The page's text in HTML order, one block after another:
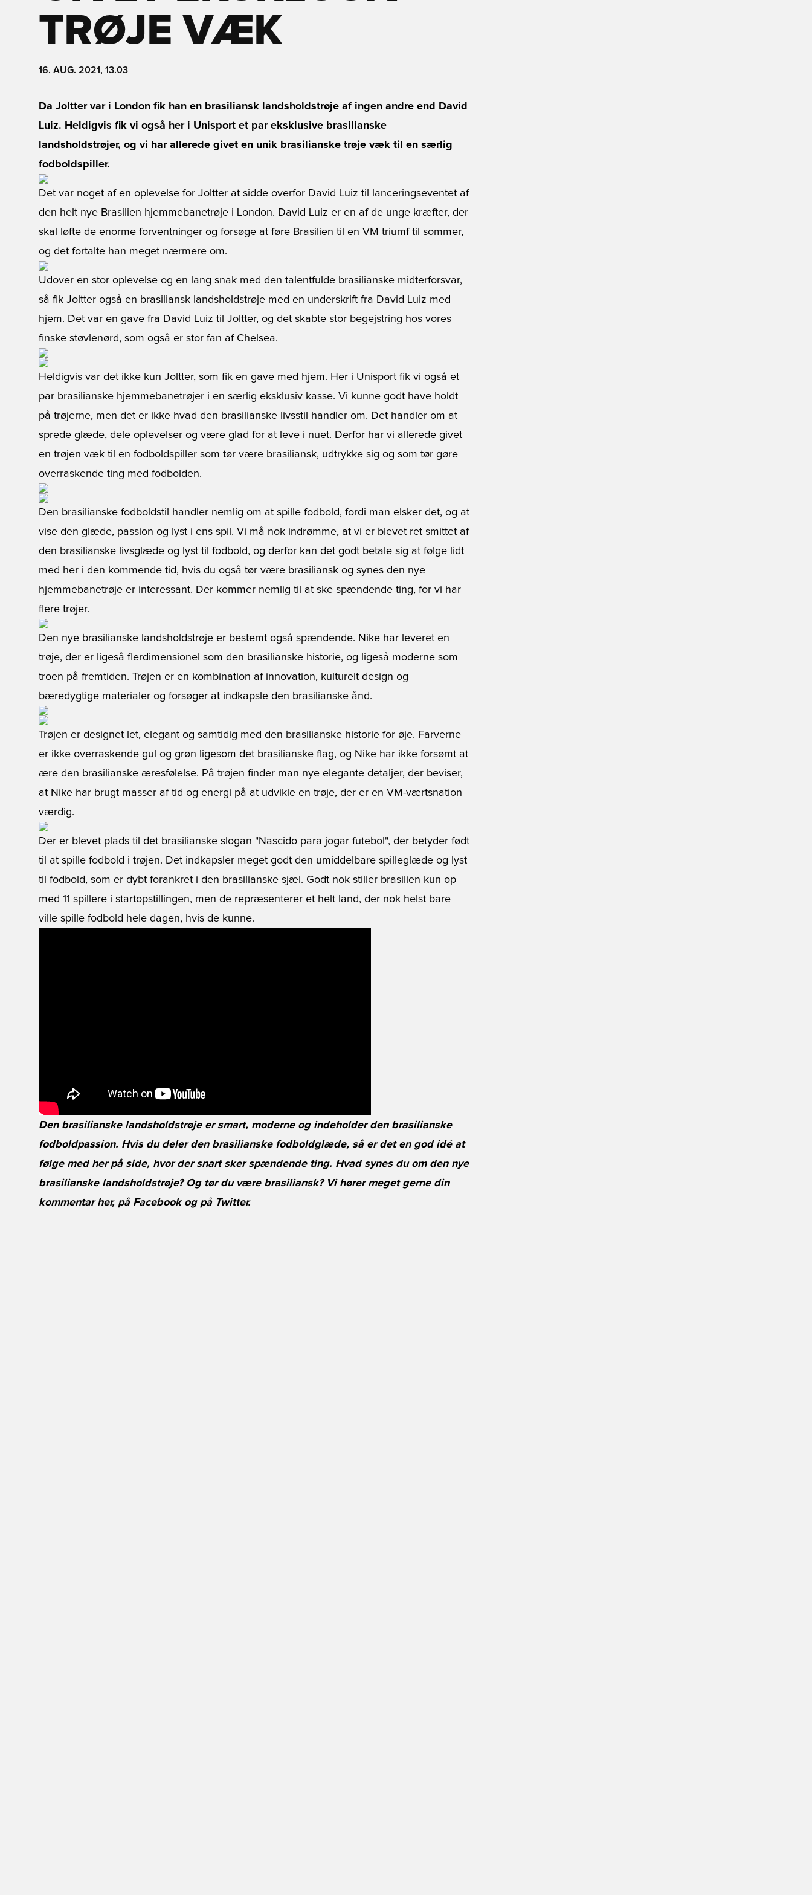
TRØJE VÆK
16. AUG. 2021, 13.03
Da Joltter var i London fik han en brasiliansk landsholdstrøje af ingen andre end David
Luiz. Heldigvis fik vi også her i Unisport et par eksklusive brasilianske
landsholdstrøjer, og vi har allerede givet en unik brasilianske trøje væk til en særlig
fodboldspiller.
Det var noget af en oplevelse for Joltter at sidde overfor David Luiz til lanceringseventet af
den helt nye Brasilien hjemmebanetrøje i London. David Luiz er en af de unge kræfter, der
skal løfte de enorme forventninger og forsøge at føre Brasilien til en VM triumf til sommer,
og det fortalte han meget nærmere om.
Udover en stor oplevelse og en lang snak med den talentfulde brasilianske midterforsvar,
så fik Joltter også en brasiliansk landsholdstrøje med en underskrift fra David Luiz med
hjem. Det var en gave fra David Luiz til Joltter, og det skabte stor begejstring hos vores
finske støvlenørd, som også er stor fan af Chelsea.
Heldigvis var det ikke kun Joltter, som fik en gave med hjem. Her i Unisport fik vi også et
par brasilianske hjemmebanetrøjer i en særlig eksklusiv kasse. Vi kunne godt have holdt
på trøjerne, men det er ikke hvad den brasilianske livsstil handler om. Det handler om at
sprede glæde, dele oplevelser og være glad for at leve i nuet. Derfor har vi allerede givet
en trøjen væk til en fodboldspiller som tør være brasiliansk, udtrykke sig og som tør gøre
overraskende ting med fodbolden.
Den brasilianske fodboldstil handler nemlig om at spille fodbold, fordi man elsker det, og at
vise den glæde, passion og lyst i ens spil. Vi må nok indrømme, at vi er blevet ret smittet af
den brasilianske livsglæde og lyst til fodbold, og derfor kan det godt betale sig at følge lidt
med her i den kommende tid, hvis du også tør være brasiliansk og synes den nye
hjemmebanetrøje er interessant. Der kommer nemlig til at ske spændende ting, for vi har
flere trøjer.
Den nye brasilianske landsholdstrøje er bestemt også spændende. Nike har leveret en
trøje, der er ligeså flerdimensionel som den brasilianske historie, og ligeså moderne som
troen på fremtiden. Trøjen er en kombination af innovation, kulturelt design og
bæredygtige materialer og forsøger at indkapsle den brasilianske ånd.
Trøjen er designet let, elegant og samtidig med den brasilianske historie for øje. Farverne
er ikke overraskende gul og grøn ligesom det brasilianske flag, og Nike har ikke forsømt at
ære den brasilianske æresfølelse. På trøjen finder man nye elegante detaljer, der beviser,
at Nike har brugt masser af tid og energi på at udvikle en trøje, der er en VM-værtsnation
værdig.
Der er blevet plads til det brasilianske slogan "Nascido para jogar futebol", der betyder født
til at spille fodbold i trøjen. Det indkapsler meget godt den umiddelbare spilleglæde og lyst
til fodbold, som er dybt forankret i den brasilianske sjæl. Godt nok stiller brasilien kun op
med 11 spillere i startopstillingen, men de repræsenterer et helt land, der nok helst bare
ville spille fodbold hele dagen, hvis de kunne.
Den brasilianske landsholdstrøje er smart, moderne og indeholder den brasilianske
fodboldpassion. Hvis du deler den brasilianske fodboldglæde, så er det en god idé at
følge med her på side, hvor der snart sker spændende ting. Hvad synes du om den nye
brasilianske landsholdstrøje? Og tør du være brasiliansk? Vi hører meget gerne din
kommentar her, på Facebookog på Twitter.